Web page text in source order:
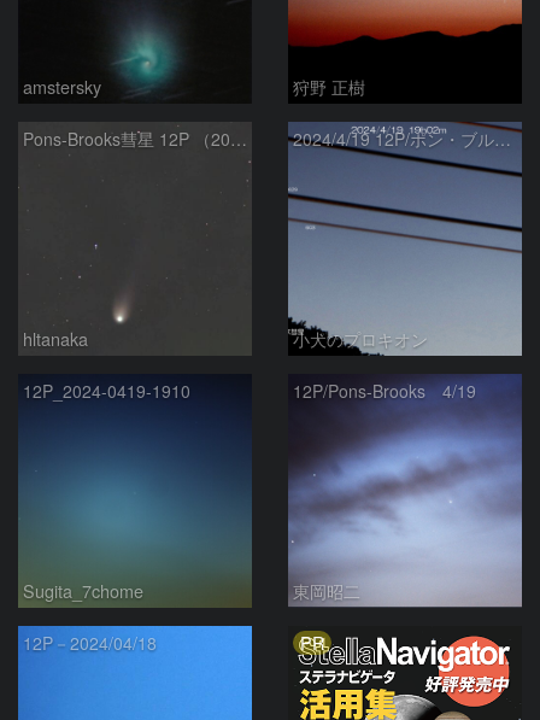
amstersky 狩野 正樹
Pons-Brooks彗星 12P （2024/04/08） 米国テキサス州
hltanaka
2024/4/19 12P/ポン・ブルックス彗星・木星・天王星
小犬のプロキオン
12P_2024-0419-1910
Sugita_7chome
12P/Pons-Brooks 4/19
東岡昭二
12P－2024/04/18 PR